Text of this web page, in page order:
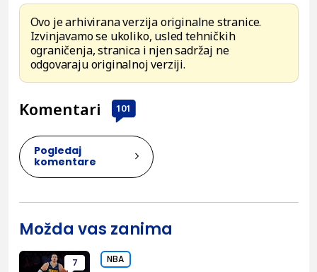
Ovo je arhivirana verzija originalne stranice.
Izvinjavamo se ukoliko, usled tehničkih
ograničenja, stranica i njen sadržaj ne
odgovaraju originalnoj verziji.
Komentari 101
Pogledaj
komentare
Možda vas zanima
7 NBA